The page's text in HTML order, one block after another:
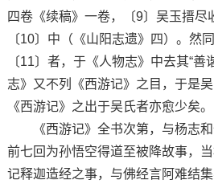
四卷《续稿》一卷，〔9〕吴玉搢尽
〔10〕中（《山阳志遗》四）。然
〔11〕者，于《人物志》中去其“善
志》又不列《西游记》之目，于是
《西游记》之出于吴氏者亦愈少矣。
《西游记》全书次第，与杨志和
前七回为孙悟空得道至被降故事，
记释迦造经之事，与佛经言阿难结